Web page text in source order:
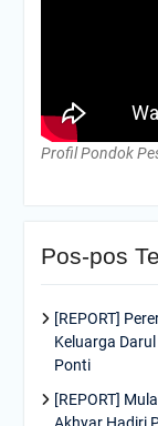
Profil Pondok
Pos-pos
[REPORT]
Keluarga
Ponti
[REPORT]
Akhyar Hadiri